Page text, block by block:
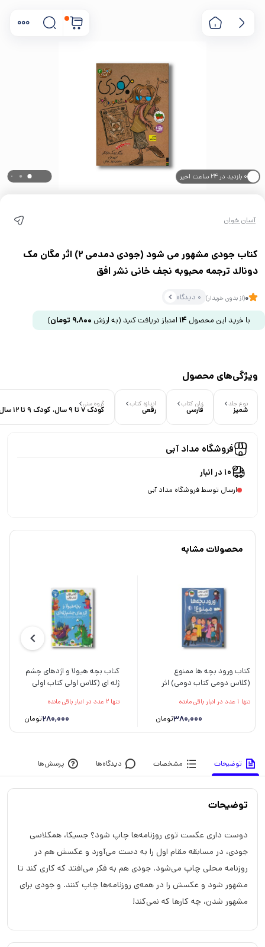
۰ بازدید در ۲۴ ساعت اخیر
آسان خوان
کتاب جودی مشهور می شود (جودی دمدمی 2) اثر مگان مک
دونالد ترجمه محبوبه نجف خانی نشر افق
0(از بدون خریدار) 0 دیدگاه
با خرید این محصول 14 امتیاز دریافت کنید (به ارزش 9,800 تومان)
ویژگی‌های محصول
نوع جلد
شمیز
زبان کتاب
فارسی
اندازه کتاب
رقعی
گروه سنی
کودک 7 تا 9 سال، کودک 9 تا 12 سال
فروشگاه مداد آبی
10 در انبار
ارسال توسط فروشگاه مداد آبی
محصولات مشابه
کتاب ورود بچه ها ممنوع
(کلاس دومی کتاب دومی) اثر
تنها 1 عدد در انبار باقی مانده
380,000تومان
کتاب بچه هیولا و اژدهای چشم
ژله ای (کلاس اولی کتاب اولی
افق
تنها 2 عدد در انبار باقی مانده
280,000تومان
توضیحات مشخصات دیدگاه‌ها پرسش‌ها
توضیحات
دوست داری عکست توی روزنامه‌ها چاپ شود؟ جسیکا، همکلاسی
جودی،‌ در مسابقه مقام اول را به دست می‌آورد و عکسش هم در
روزنامه محلی چاپ می‌شود. جودی هم به فکر می‌افتد که کاری کند تا
مشهور شود و عکسش را در همه‌ی روزنامه‌ها چاپ کنند. و جودی برای
مشهور شدن، چه کارها که نمی‌کند!